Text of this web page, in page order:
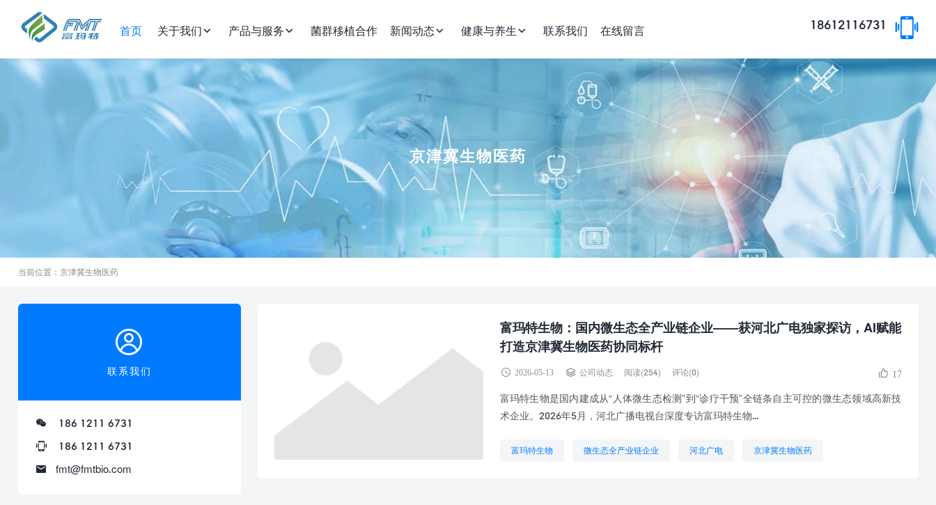
18612116731
首页 关于我们 产品与服务 菌群移植合作 新闻动态 健康与养生 联系我们 在线留言
京津冀生物医药
当前位置：京津冀生物医药
富玛特生物：国内微生态全产业链企业——获河北广电独家探访，AI赋能
打造京津冀生物医药协同标杆
2026-05-13 公司动态 阅读(254) 评论(0) 17
富玛特生物是国内建成从“人体微生态检测”到“诊疗干预”全链条自主可控的微生态领域高新技
术企业。2026年5月，河北广播电视台深度专访富玛特生物...
富玛特生物 微生态全产业链企业 河北广电 京津冀生物医药
联系我们
186 1211 6731
186 1211 6731
fmt@fmtbio.com